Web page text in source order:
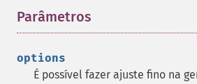
Parâmetros
options
É possível fazer ajuste fino na